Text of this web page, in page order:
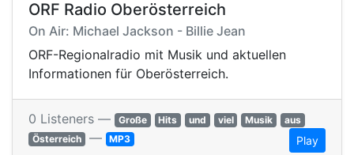
ORF Radio Oberösterreich
On Air: Michael Jackson - Billie Jean
ORF-Regionalradio mit Musik und aktuellen
Informationen für Oberösterreich.
0 Listeners — Große Hits und viel Musik
aus
Österreich — MP3 Play